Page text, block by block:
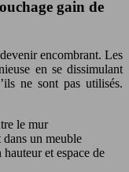
gain de
encombrant. Les
en se dissimulant
ne sont pas utilisés.
le mur
un meuble
et espace de